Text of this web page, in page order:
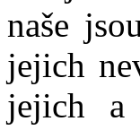
naše
jejich
jejich a